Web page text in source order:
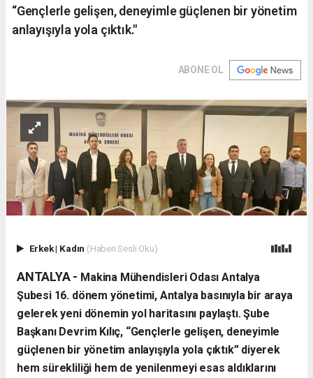
“Gençlerle gelişen, deneyimle güçlenen bir yönetim
anlayışıyla yola çıktık."
ABONE OL
Erkek| Kadın (Haberi Sesli Oku)
ANTALYA - Makina Mühendisleri Odası Antalya
Şubesi 16. dönem yönetimi, Antalya basınıyla bir araya
gelerek yeni dönemin yol haritasını paylaştı. Şube
Başkanı Devrim Kılıç, “Gençlerle gelişen, deneyimle
güçlenen bir yönetim anlayışıyla yola çıktık” diyerek
hem sürekliliği hem de yenilenmeyi esas aldıklarını